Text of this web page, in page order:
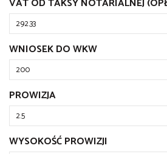
VAT OD TAKSY NOTARIALNEJ
WNIOSEK DO WKW
PROWIZJA
WYSOKOŚĆ PROWIZJI